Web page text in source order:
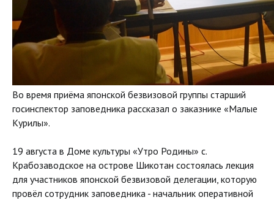
Во время приёма японской безвизовой группы старший
госинспектор заповедника рассказал о заказнике «Малые
Курилы».
19 августа в Доме культуры «Утро Родины» с.
Крабозаводское на острове Шикотан состоялась лекция
для участников японской безвизовой делегации, которую
провёл сотрудник заповедника - начальник оперативной